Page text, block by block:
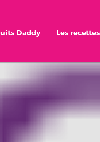
Daddy Les recettes